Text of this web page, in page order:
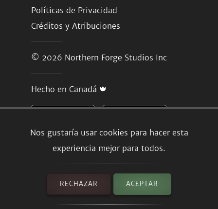
Nos gustaría usar cookies para hacer esta
experiencia mejor para todos.
RECHAZAR ACEPTAR
Políticas de Privacidad
Créditos y Atribuciones
© 2026 Northern Forge Studios Inc
Hecho en Canadá 🍁